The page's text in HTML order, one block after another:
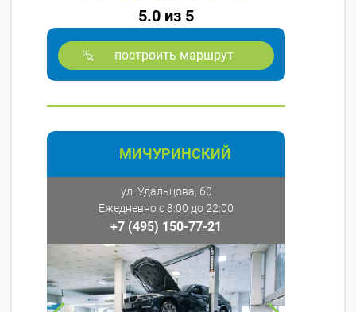
5.0 из 5
построить маршрут
МИЧУРИНСКИЙ
ул. Удальцова, 60
Ежедневно с 8:00 до 22:00
+7 (495) 150-77-21